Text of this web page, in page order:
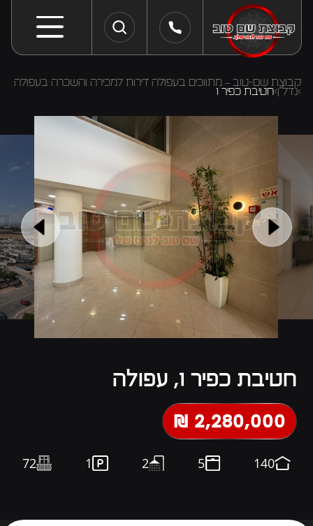
קבוצת שם-טוב – מתווכים בעפולה דירות למכירה והשכרה בעפולה
נדל"ן חטיבת כפיר 1
חטיבת כפיר 1, עפולה
2,280,000 ₪
140
5
2
1
72